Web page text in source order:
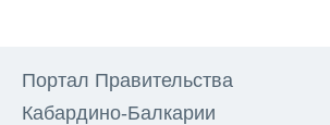
Портал Правительства
Кабардино-Балкарии